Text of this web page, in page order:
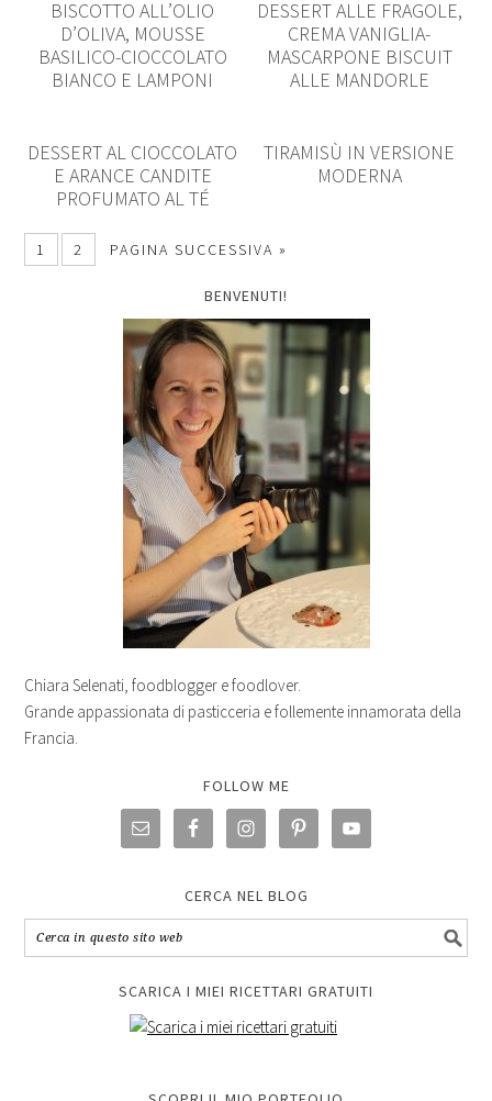
BISCOTTO ALL’OLIO
D’OLIVA, MOUSSE
BASILICO-CIOCCOLATO
BIANCO E LAMPONI
DESSERT ALLE FRAGOLE,
CREMA VANIGLIA-
MASCARPONE BISCUIT
ALLE MANDORLE
DESSERT AL CIOCCOLATO
E ARANCE CANDITE
PROFUMATO AL TÉ
TIRAMISÙ IN VERSIONE
MODERNA
1 2 PAGINA SUCCESSIVA »
BENVENUTI!
Chiara Selenati, foodblogger e foodlover.
Grande appassionata di pasticceria e follemente innamorata della
Francia.
FOLLOW ME
CERCA NEL BLOG
SCARICA I MIEI RICETTARI GRATUITI